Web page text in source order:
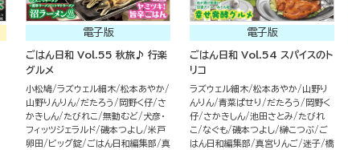
電子版
ごはん日和 Vol.55 秋旅♪ 行楽
グルメ
小松鳩 ラズウェル細木 松本あやか
山野りんりん だたろう 岡野く仔 さ
かきしん
たびれこ 無動むど
犬彦・
フィッツジェラルド 磯本つよし 米戸
卵田
ビッグ錠 ごはん日和編集部
真
電子版
ごはん日和 Vol.54 スパイスのト
リコ
ラズウェル細木 松本あやか
山野り
んりん 青菜ぱせり だたろう
岡野く
仔 さかきしん 池田さとみ
たびれ
こ
なぐも 磯本つよし 榊こつぶ
ご
はん日和編集部
真宮りんご 迷子 橋